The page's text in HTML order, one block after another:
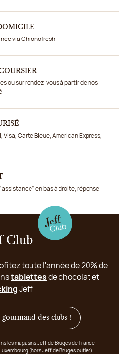
via Chronofresh
ou sur rendez-vous à partir de nos
Visa, Carte Bleue, American Express,
en bas à droite, réponse
Club
toute l'année de 20% de
tablettesde chocolat et
Jeff
gourmand des clubs !
les magasins Jeff de Bruges de France
(hors Jeff de Bruges outlet).